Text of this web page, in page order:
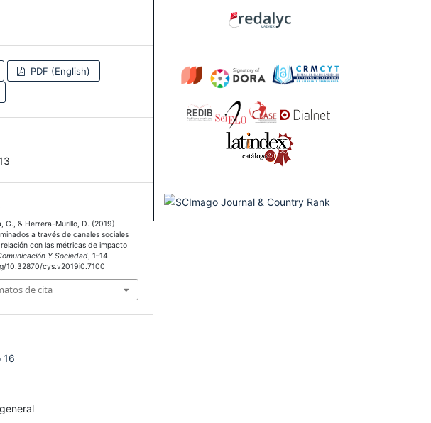
PDF (English)
G., & Herrera-Murillo, D. (2019).
a través de canales sociales
con las métricas de impacto
Y Sociedad, 1–14.
10.32870/cys.v2019i0.7100
de cita
16